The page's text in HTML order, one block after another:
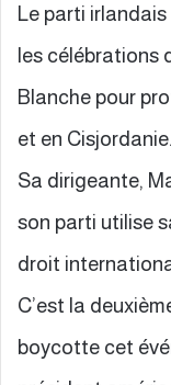
Le parti
les célébrations
Blanche pour
et en Cisjordanie.
Sa dirigeante,
son parti utilise
droit
C’est la
boycotte cet